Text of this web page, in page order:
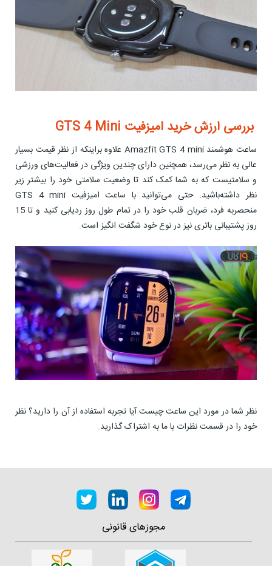
بررسی ارزش خرید امیزفیت GTS 4 Mini
ساعت هوشمند Amazfit GTS 4 mini علاوه براینکه از نظر قیمت بسیار
عالی به نظر می‌رسد، همچنین دارای چندین ویژگی در فعالیت‌های ورزشی
و سلامتیست که به شما کمک کند تا وضعیت سلامتی خود را بیشتر زیر
نظر داشته‌باشید. حتی می‌توانید با ساعت امیزفیت GTS 4 mini
منحصربه فرد، ضربان قلب خود را در تمام طول روز ردیابی کنید و تا 15
روز پشتیبانی باتری نیز در نوع خود شگفت انگیز است.
نظر شما در مورد این ساعت چیست آیا تجربه استفاده از آن را دارید؟ نظر
خود را در قسمت نظرات با ما به اشتراک گذارید.
مجوزهای قانونی